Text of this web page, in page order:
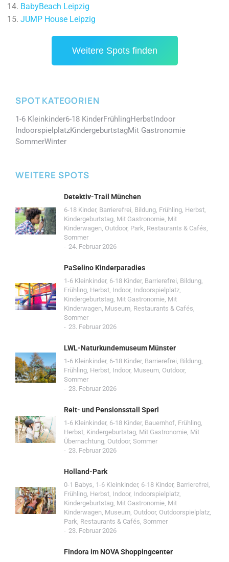
BabyBeach Leipzig
JUMP House Leipzig
Weitere Spots finden
SPOT KATEGORIEN
1-6 Kleinkinder6-18 KinderFrühlingHerbstIndoor
IndoorspielplatzKindergeburtstagMit Gastronomie
SommerWinter
WEITERE SPOTS
Detektiv-Trail München
6-18 Kinder, Barrierefrei, Bildung, Frühling, Herbst,
Kindergeburtstag, Mit Gastronomie, Mit
Kinderwagen, Outdoor, Park, Restaurants & Cafés,
Sommer
24. Februar 2026
PaSelino Kinderparadies
1-6 Kleinkinder, 6-18 Kinder, Barrierefrei, Bildung,
Frühling, Herbst, Indoor, Indoorspielplatz,
Kindergeburtstag, Mit Gastronomie, Mit
Kinderwagen, Museum, Restaurants & Cafés,
Sommer
23. Februar 2026
LWL-Naturkundemuseum Münster
1-6 Kleinkinder, 6-18 Kinder, Barrierefrei, Bildung,
Frühling, Herbst, Indoor, Museum, Outdoor,
Sommer
23. Februar 2026
Reit- und Pensionsstall Sperl
1-6 Kleinkinder, 6-18 Kinder, Bauernhof, Frühling,
Herbst, Kindergeburtstag, Mit Gastronomie, Mit
Übernachtung, Outdoor, Sommer
23. Februar 2026
Holland-Park
0-1 Babys, 1-6 Kleinkinder, 6-18 Kinder, Barrierefrei,
Frühling, Herbst, Indoor, Indoorspielplatz,
Kindergeburtstag, Mit Gastronomie, Mit
Kinderwagen, Museum, Outdoor, Outdoorspielplatz,
Park, Restaurants & Cafés, Sommer
23. Februar 2026
Findora im NOVA Shoppingcenter